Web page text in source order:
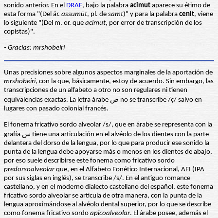
sonido anterior. En el DRAE, bajo la palabra acimut aparece su étimo de
esta forma "(Del ár. assumūt, pl. de samt)" y para la palabra cenit, viene
lo siguiente "(Del m. or. que acimut, por error de transcripción de los
copistas)".
- Gracias: mrshobeiri
Unas precisiones sobre algunos aspectos marginales de la aportación de
mrshobeiri, con la que, básicamente, estoy de acuerdo. Sin embargo, las
transcripciones de un alfabeto a otro no son regulares ni tienen
equivalencias exactas. La letra árabe ص no se transcribe /ç/ salvo en
lugares con pasado colonial francés.
El fonema fricativo sordo alveolar /s/, que en árabe se representa con la
grafía س tiene una articulación en el alvéolo de los dientes con la parte
delantera del dorso de la lengua, por lo que para producir ese sonido la
punta de la lengua debe apoyarse más o menos en los dientes de abajo,
por eso suele describirse este fonema como fricativo sordo
predorsoalveolarque, en el Alfabeto Fonético Internacional, AFI (IPA
por sus siglas en inglés), se transcribe /s/. En el antiguo romance
castellano, y en el moderno dialecto castellano del español, este fonema
fricativo sordo alveolar se articula de otra manera, con la punta de la
lengua aproximándose al alvéolo dental superior, por lo que se describe
como fonema fricativo sordo apicoalveolar. El árabe posee, además el